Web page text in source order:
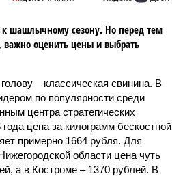
к шашлычному сезону. Но перед тем
важно оценить цены и выбрать
– классическая свинина. В
по популярности среди
центра стратегических
цена за килограмм бескостной
примерно 1664 рубля. Для
области цена чуть
а в Костроме – 1370 рублей. В